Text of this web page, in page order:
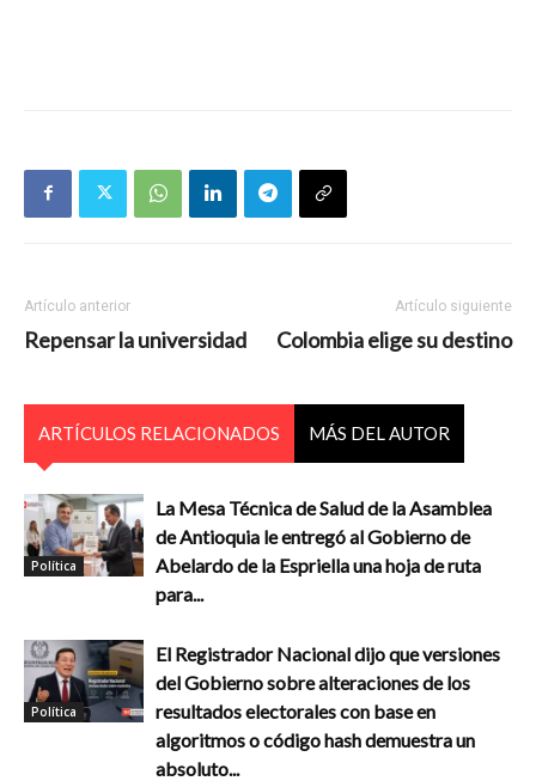
Artículo anterior
Repensar la universidad
Artículo siguiente
Colombia elige su destino
ARTÍCULOS RELACIONADOS MÁS DEL AUTOR
Política
La Mesa Técnica de Salud de la Asamblea
de Antioquia le entregó al Gobierno de
Abelardo de la Espriella una hoja de ruta
para...
Política
El Registrador Nacional dijo que versiones
del Gobierno sobre alteraciones de los
resultados electorales con base en
algoritmos o código hash demuestra un
absoluto...